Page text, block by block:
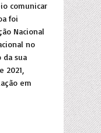
comunicar
foi
Nacional
no
da sua
em